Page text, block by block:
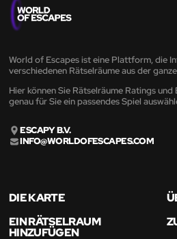
World of Escapes ist eine Plattform, die
verschiedenen Rätselräume aus der
Hier können Sie Rätselräume Ratings
genau für Sie ein passendes Spiel
ESCAPY B.V.
INFO@WORLDOFESCAPES.COM
DIE KARTE
EIN RÄTSELRAUM
HINZUFÜGEN